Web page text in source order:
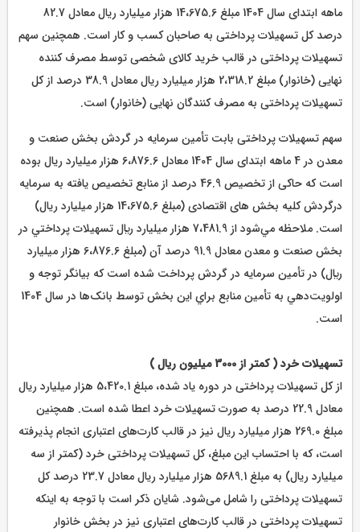
ماهه ابتدای سال 1404 مبلغ 14،675.6 هزار میلیارد ریال معادل 82.7
درصد کل تسهیلات پرداختی به صاحبان کسب و کار است. همچنین سهم
تسهیلات پرداختی در قالب خرید کالای شخصی توسط مصرف کننده
نهایی (خانوار) مبلغ 2،318.2 هزار میلیارد ریال معادل 38.9 درصد از کل
تسهیلات پرداختی به مصرف کنندگان نهایی (خانوار) است.
سهم تسهیلات پرداختی بابت تأمین سرمایه در گردش بخش صنعت و
معدن در 4 ماهه ابتدای سال 1404 معادل 6،876.6 هزار میلیارد ریال بوده
است که حاکی از تخصیص 46.9 درصد از منابع تخصیص یافته به سرمایه
درگردش کلیه بخش های اقتصادی (مبلغ 14،675.6 هزار میلیارد ریال)
است. ملاحظه مي‌شود از 7،481.9 هزار ميليارد ريال تسهيلات پرداختي در
بخش صنعت و معدن معادل 91.9 درصد آن (مبلغ 6،876.6 هزار ميليارد
ريال) در تأمين سرمايه در گردش پرداخت شده است که بيانگر توجه و
اولويت‌دهي به تأمين منابع براي اين بخش توسط بانک‌ها در سال 1404
است.
تسهیلات خرد ( کمتر از 3000 میلیون ریال )
از کل تسهیلات پرداختی در دوره یاد شده، مبلغ 5،420.1 هزار میلیارد ریال
معادل 22.9 درصد به صورت تسهیلات خرد اعطا شده است. همچنین
مبلغ 269.0 هزار میلیارد ریال نیز در قالب کارت‌های اعتباری انجام پذیرفته
است، که با احتساب این مبلغ، کل تسهیلات پرداختی خرد (کمتر از سه
میلیارد ریال) به مبلغ 5689.1 هزار میلیارد ریال معادل 23.7 درصد کل
تسهیلات پرداختی را شامل می‌شود. شایان ذکر است با توجه به اینکه
تسهیلات پرداختی در قالب کارت‌های اعتباری نیز در بخش خانوار